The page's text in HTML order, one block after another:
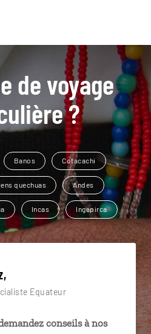
de voyage
?
Banos Cotacachi
quechuas Andes
Incas Ingapirca
Equateur
conseils à nos